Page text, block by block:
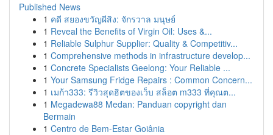
Published News
1 คดี สยองขวัญผีสิง: จักรวาล มนุษย์
1 Reveal the Benefits of Virgin Oil: Uses &...
1 Reliable Sulphur Supplier: Quality & Competitiv...
1 Comprehensive methods in infrastructure develop...
1 Concrete Specialists Geelong: Your Reliable ...
1 Your Samsung Fridge Repairs : Common Concern...
1 เมก้า333: รีวิวสุดฮิตของเว็บ สล็อต m333 ที่คุณต...
1 Megadewa88 Medan: Panduan copyright dan
Bermain
1 Centro de Bem-Estar Goiânia